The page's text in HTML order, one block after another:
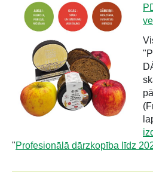
"Profesionālā dārzkopība līdz